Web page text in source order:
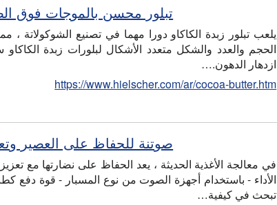
تبلور محسن بالموجات فوق
يلعب تبلور زبدة الكاكاو دورا مهما في تصنيع الشوكولاتة
الحجم والعدد والشكل متعدد الأشكال لبلورات زبدة
ازدهار الدهون.…
https://www.hielscher.com/ar/cocoa-butter.htm
صوتنة للحفاظ على العصير
في معالجة الأغذية الحديثة ، يعد الحفاظ على نضارتها مع
الأداء - باستخدام أجهزة الصوت من نوع المسبار - قوة دفع
تبحث في كيفية…